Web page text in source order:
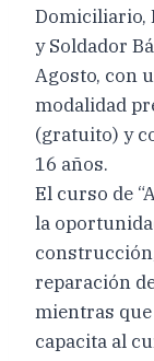
Domiciliario,
y Soldador
Agosto, con
modalidad
(gratuito) y
16 años.
El curso de
la
reparación
mientras que
capacita al